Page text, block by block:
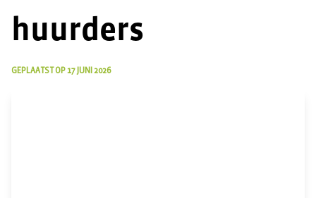
huurders
GEPLAATST OP17 JUNI 2026